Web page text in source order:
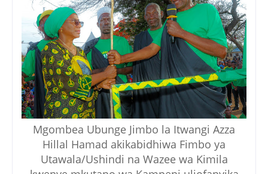
Mgombea Ubunge Jimbo la Itwangi Azza
Hillal Hamad akikabidhiwa Fimbo ya
Utawala/Ushindi na Wazee wa Kimila